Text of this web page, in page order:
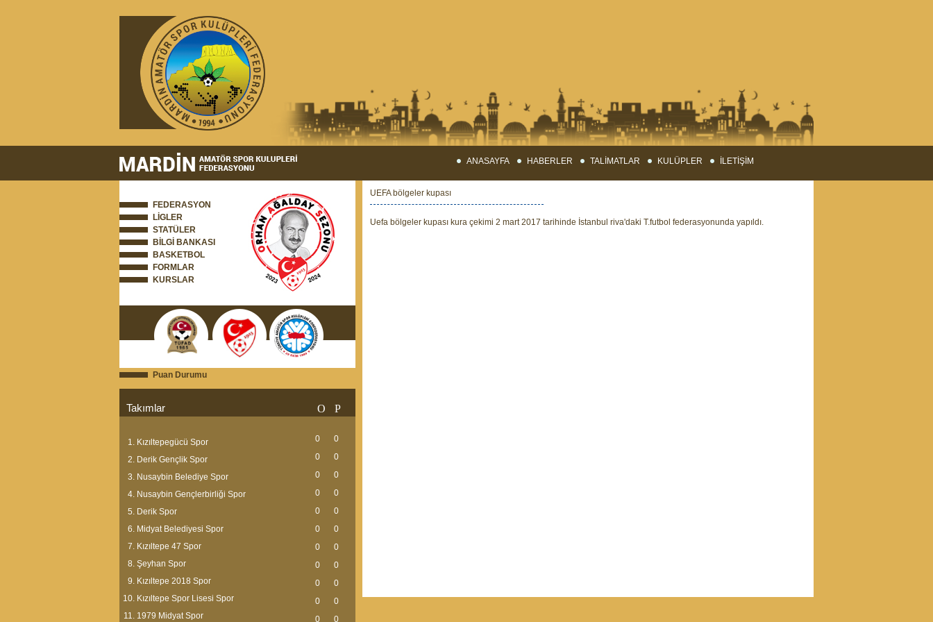
ANASAYFA HABERLER TALİMATLAR KULÜPLER İLETİŞİM
FEDERASYON
LİGLER
STATÜLER
BİLGİ BANKASI
BASKETBOL
FORMLAR
KURSLAR
Puan Durumu
Takımlar O P
Kızıltepegücü Spor
Derik Gençlik Spor
Nusaybin Belediye Spor
Nusaybin Gençlerbirliği Spor
Derik Spor
Midyat Belediyesi Spor
Kızıltepe 47 Spor
Şeyhan Spor
Kızıltepe 2018 Spor
Kızıltepe Spor Lisesi Spor
1979 Midyat Spor
0
0
0
0
0
0
0
0
0
0
0
0
0
0
0
0
0
0
0
0
0
0
UEFA bölgeler kupası
Uefa bölgeler kupası kura çekimi 2 mart 2017 tarihinde İstanbul riva'daki T.futbol federasyonunda yapıldı.